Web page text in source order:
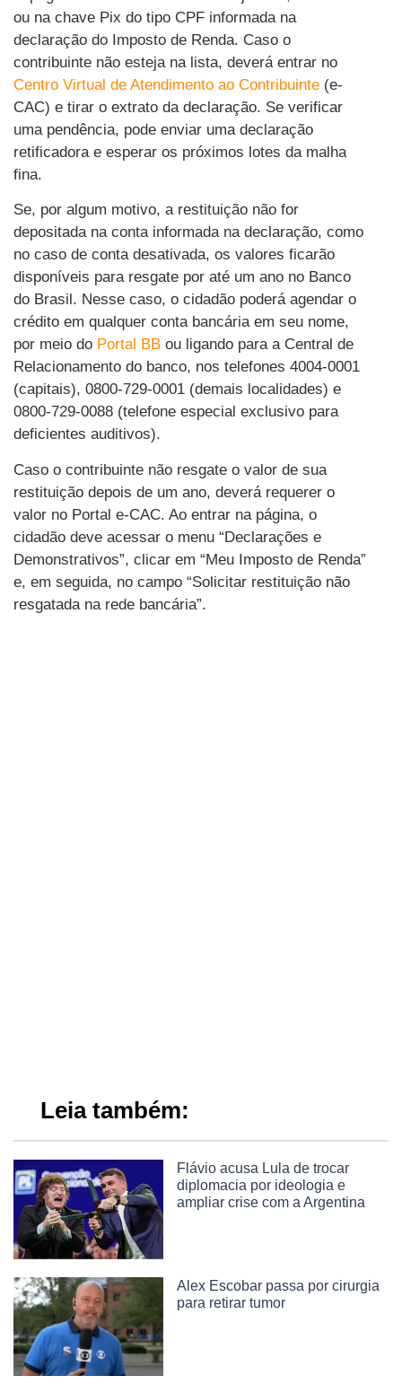
ou na chave Pix do tipo CPF informada na
declaração do Imposto de Renda. Caso o
contribuinte não esteja na lista, deverá entrar no
Centro Virtual de Atendimento ao Contribuinte (e-
CAC) e tirar o extrato da declaração. Se verificar
uma pendência, pode enviar uma declaração
retificadora e esperar os próximos lotes da malha
fina.
Se, por algum motivo, a restituição não for
depositada na conta informada na declaração, como
no caso de conta desativada, os valores ficarão
disponíveis para resgate por até um ano no Banco
do Brasil. Nesse caso, o cidadão poderá agendar o
crédito em qualquer conta bancária em seu nome,
por meio do Portal BB ou ligando para a Central de
Relacionamento do banco, nos telefones 4004-0001
(capitais), 0800-729-0001 (demais localidades) e
0800-729-0088 (telefone especial exclusivo para
deficientes auditivos).
Caso o contribuinte não resgate o valor de sua
restituição depois de um ano, deverá requerer o
valor no Portal e-CAC. Ao entrar na página, o
cidadão deve acessar o menu “Declarações e
Demonstrativos”, clicar em “Meu Imposto de Renda”
e, em seguida, no campo “Solicitar restituição não
resgatada na rede bancária”.
Leia também:
Flávio acusa Lula de trocar
diplomacia por ideologia e
ampliar crise com a Argentina
Alex Escobar passa por cirurgia
para retirar tumor